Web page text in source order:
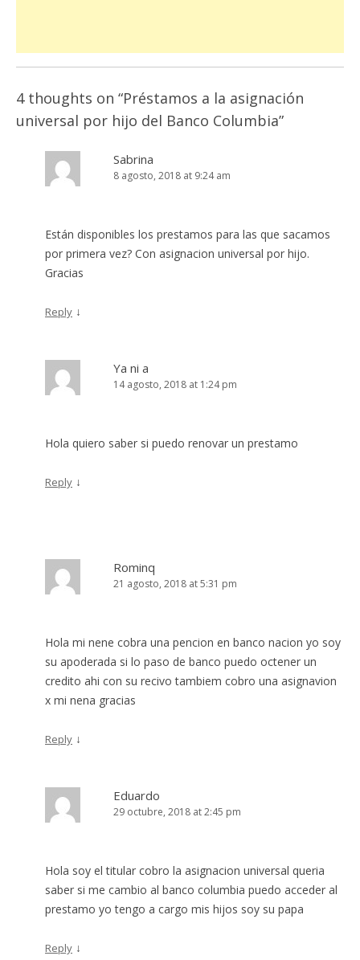
4 thoughts on “Préstamos a la asignación
universal por hijo del Banco Columbia”
Sabrina
8 agosto, 2018 at 9:24 am
Están disponibles los prestamos para las que sacamos
por primera vez? Con asignacion universal por hijo.
Gracias
Reply ↓
Ya ni a
14 agosto, 2018 at 1:24 pm
Hola quiero saber si puedo renovar un prestamo
Reply ↓
Rominq
21 agosto, 2018 at 5:31 pm
Hola mi nene cobra una pencion en banco nacion yo soy
su apoderada si lo paso de banco puedo octener un
credito ahi con su recivo tambiem cobro una asignavion
x mi nena gracias
Reply ↓
Eduardo
29 octubre, 2018 at 2:45 pm
Hola soy el titular cobro la asignacion universal queria
saber si me cambio al banco columbia puedo acceder al
prestamo yo tengo a cargo mis hijos soy su papa
Reply ↓